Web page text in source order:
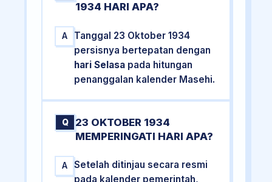
1934 HARI APA?
A
Tanggal 23 Oktober 1934
persisnya bertepatan dengan
hari Selasa pada hitungan
penanggalan kalender Masehi.
Q
23 OKTOBER 1934
MEMPERINGATI HARI APA?
A
Setelah ditinjau secara resmi
pada kalender pemerintah,